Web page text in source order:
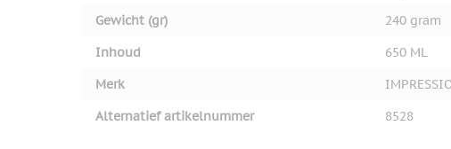
Gewicht (gr)
240 gram
Inhoud
650 ML
Merk
Alternatief artikelnummer
8528